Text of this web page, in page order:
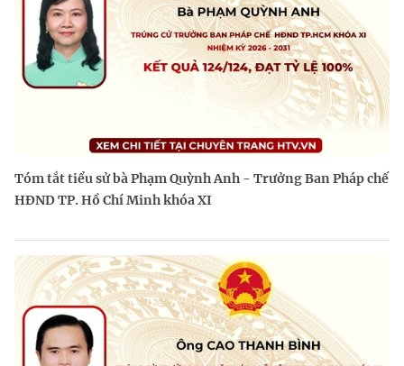
Tóm tắt tiểu sử bà Phạm Quỳnh Anh - Trưởng Ban Pháp chế
HĐND TP. Hồ Chí Minh khóa XI